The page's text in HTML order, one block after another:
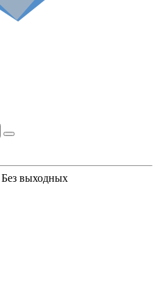
Без выходных